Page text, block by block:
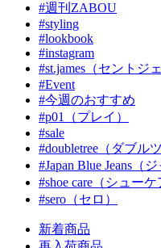
#週刊ZABOU
#styling
#lookbook
#instagram
#st.james（セントジ
#Event
#今週のおすすめ
#p01（プレイ）
#sale
#doubletree（ダブル
#Japan Blue Jeans（
#shoe care（シューケ
#sero（セロ）
新着商品